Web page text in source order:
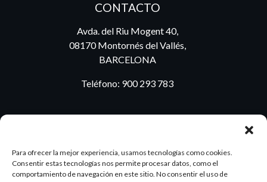
Para ofrecer la mejor experiencia, usamos tecnologías como cookies.
Consentir estas tecnologías nos permite procesar datos, como el
comportamiento de navegación en este sitio. No consentir el uso de
CONTACTO
Avda. del Riu Mogent 40,
08170 Montornés del Vallés,
BARCELONA
Teléfono: 900 293 783